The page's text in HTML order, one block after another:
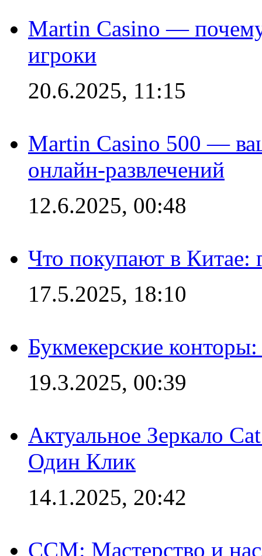
Martin Casino —
игроки
20.6.2025, 11:15
Martin Casino 500 —
онлайн-развлечений
12.6.2025, 00:48
Что покупают в Китае:
17.5.2025, 18:10
Букмекерские
19.3.2025, 00:39
Актуальное Зеркало
Один Клик
14.1.2025, 20:42
CCM: Мастерство и